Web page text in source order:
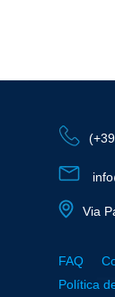
Via
FAQ
Política